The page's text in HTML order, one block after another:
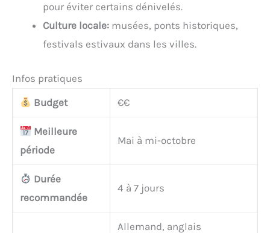
pour éviter certains dénivelés.
Culture locale: musées, ponts historiques,
festivals estivaux dans les villes.
Infos pratiques
Budget
€€
Meilleure
période
Mai à mi-octobre
Durée
recommandée
4 à 7 jours
Allemand, anglais